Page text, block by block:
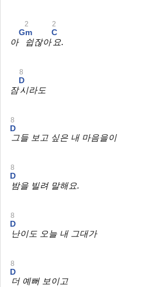
아
Gm
2
쉽잖아
C
2
요.
잠
D
8
시라도
D
8
그들 보고 싶은 내 마음을이
D
8
밤을 빌려 말해요.
D
8
난이도 오늘 내 그대가
D
8
더 예뻐 보이고